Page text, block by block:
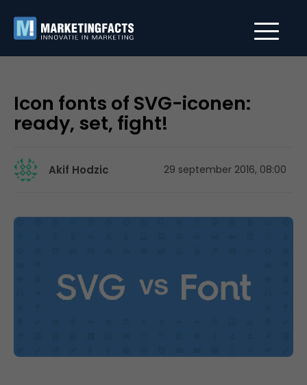
Icon fonts of SVG-iconen:
ready, set, fight!
Akif Hodzic 29 september 2016, 08:00